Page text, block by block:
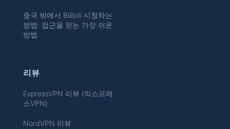
중국 밖에서 Bilibili 시청하는
방법: 접근을 얻는 가장 쉬운
방법
리뷰
ExpressVPN 리뷰 (익스프레
스VPN)
NordVPN 리뷰